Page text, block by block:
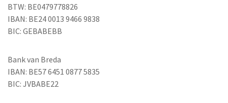
BTW: BE0479778826
IBAN: BE24 0013 9466 9838
BIC: GEBABEBB
Bank van Breda
IBAN: BE57 6451 0877 5835
BIC: JVBABE22